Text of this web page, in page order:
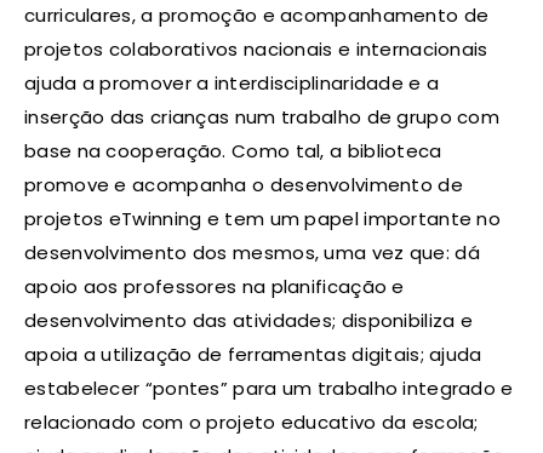
curriculares, a promoção e acompanhamento de
projetos colaborativos nacionais e internacionais
ajuda a promover a interdisciplinaridade e a
inserção das crianças num trabalho de grupo com
base na cooperação. Como tal, a biblioteca
promove e acompanha o desenvolvimento de
projetos eTwinning e tem um papel importante no
desenvolvimento dos mesmos, uma vez que: dá
apoio aos professores na planificação e
desenvolvimento das atividades; disponibiliza e
apoia a utilização de ferramentas digitais; ajuda
estabelecer “pontes” para um trabalho integrado e
relacionado com o projeto educativo da escola;